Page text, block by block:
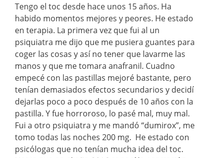
Tengo el toc desde hace unos 15 años. Ha
habido momentos mejores y peores. He estado
en terapia. La primera vez que fui al un
psiquiatra me dijo que me pusiera guantes para
coger las cosas y así no tener que lavarme las
manos y que me tomara anafranil. Cuadno
empecé con las pastillas mejoré bastante, pero
tenían demasiados efectos secundarios y decidí
dejarlas poco a poco después de 10 años con la
pastilla. Y fue horroroso, lo pasé mal, muy mal.
Fui a otro psiquiatra y me mandó “dumirox”, me
tomo todas las noches 200 mg. He estado con
psicólogas que no tenían mucha idea del toc.